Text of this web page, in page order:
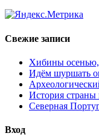
Свежие записи
Хибины
Идём шуршать
История страны
Северная
Вход